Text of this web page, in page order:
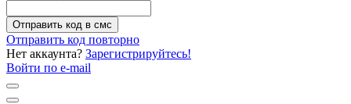
Отправить код в смс
Отправить код повторно
Нет аккаунта? Зарегистрируйтесь!
Войти по e-mail